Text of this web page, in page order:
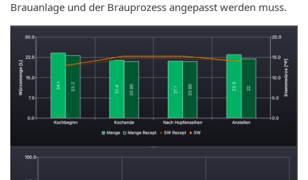
Brauanlage und der Brauprozess angepasst werden muss.